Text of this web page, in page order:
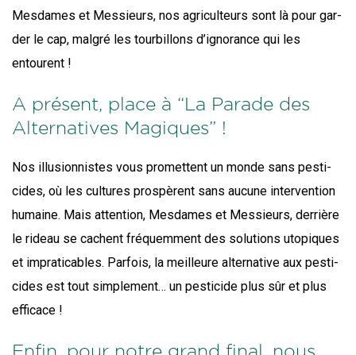
Mes­dames et Mes­sieurs, nos agri­cul­teurs sont là pour gar­
der le cap, mal­gré les tour­billons d’i­gno­rance qui les
entourent !
A présent, place à “La Parade des
Alternatives Magiques” !
Nos illu­sion­nistes vous pro­mettent un monde sans pes­ti­
cides, où les cultures pros­pèrent sans aucune inter­ven­tion
humaine. Mais atten­tion, Mes­dames et Mes­sieurs, der­rière
le rideau se cachent fré­quem­ment des solu­tions uto­piques
et impra­ti­cables. Par­fois, la meilleure alter­na­tive aux pes­ti­
cides est tout sim­ple­ment… un pes­ti­cide plus sûr et plus
efficace !
Enfin, pour notre grand final, nous